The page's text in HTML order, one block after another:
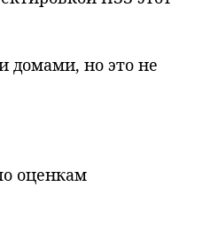
домами, но это не
оценкам